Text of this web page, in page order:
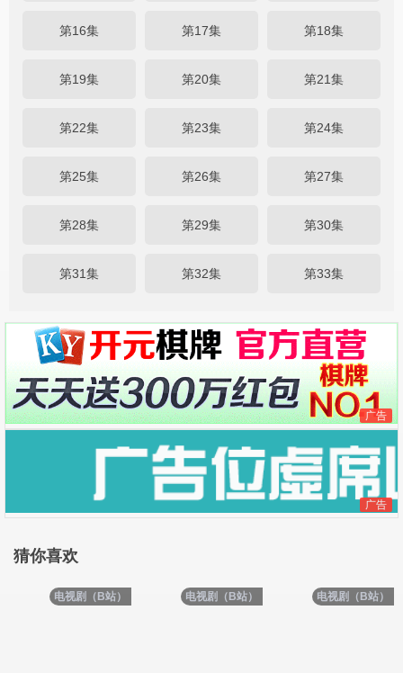
第16集 第17集 第18集
第19集 第20集 第21集
第22集 第23集 第24集
第25集 第26集 第27集
第28集 第29集 第30集
第31集 第32集 第33集
广告
广告
猜你喜欢
电视剧（B站） 电视剧（B站） 电视剧（B站）